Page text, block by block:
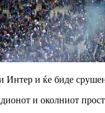
Интер и ќе биде
и околниот